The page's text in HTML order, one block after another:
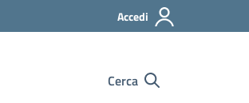
Accedi
Cerca